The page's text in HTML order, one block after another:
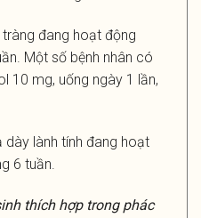
đang hoạt động
Một số bệnh nhân có
10 mg, uống ngày 1 lần,
dày lành tính đang hoạt
6 tuần.
thích hợp trong phác